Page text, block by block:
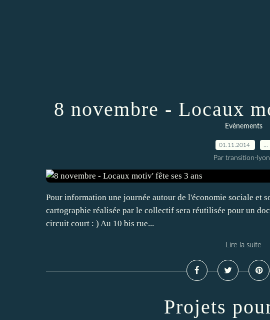
8 novembre - Locaux
Evènements
01.11.2014
Par transition-
Pour information une journée autour de l'économie sociale et
cartographie réalisée par le collectif sera réutilisée pour un
circuit court : ) Au 10 bis rue...
Lire la suite
Projets